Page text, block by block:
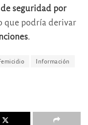
seguridad por
que podría derivar
.
Información